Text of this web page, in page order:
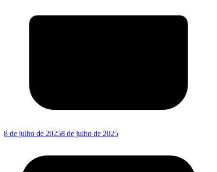
8 de julho de 20258 de julho de 2025